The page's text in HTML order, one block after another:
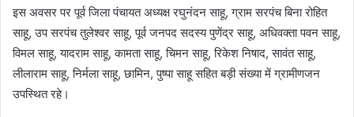
इस अवसर पर पूर्व जिला पंचायत अध्यक्ष रघुनंदन साहू, ग्राम सरपंच बिना रोहित
साहू, उप सरपंच तुलेश्वर साहू, पूर्व जनपद सदस्य पुणेंद्र साहू, अधिवक्ता पवन साहू,
विमल साहू, यादराम साहू, कामता साहू, चिमन साहू, रिकेश निषाद, सावंत साहू,
लीलाराम साहू, निर्मला साहू, छामिन, पुष्पा साहू सहित बड़ी संख्या में ग्रामीणजन
उपस्थित रहे।